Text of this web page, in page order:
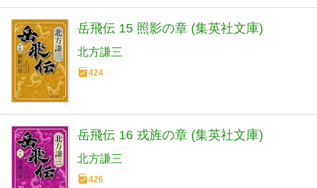
岳飛伝 15 照影の章 (集英社文庫)
北方謙三
424
岳飛伝 16 戎旌の章 (集英社文庫)
北方謙三
426